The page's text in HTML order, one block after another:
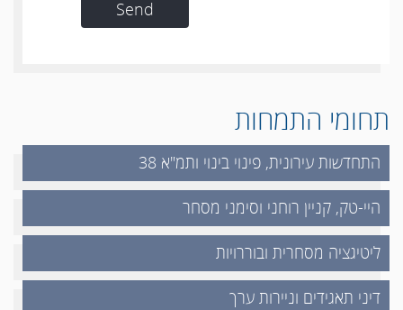
תחומי התמחות
התחדשות עירונית, פינוי בינוי ותמ"א 38
היי-טק, קניין רוחני וסימני מסחר
ליטיגציה מסחרית ובוררויות
דיני תאגידים וניירות ערך